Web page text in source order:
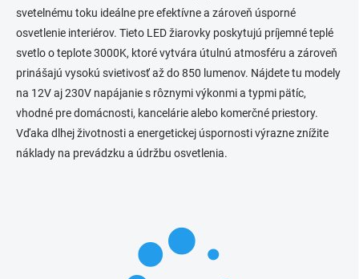
svetelnému toku ideálne pre efektívne a zároveň úsporné
osvetlenie interiérov. Tieto LED žiarovky poskytujú príjemné teplé
svetlo o teplote 3000K, ktoré vytvára útulnú atmosféru a zároveň
prinášajú vysokú svietivosť až do 850 lumenov. Nájdete tu modely
na 12V aj 230V napájanie s rôznymi výkonmi a typmi pätíc,
vhodné pre domácnosti, kancelárie alebo komerčné priestory.
Vďaka dlhej životnosti a energetickej úspornosti výrazne znížite
náklady na prevádzku a údržbu osvetlenia.